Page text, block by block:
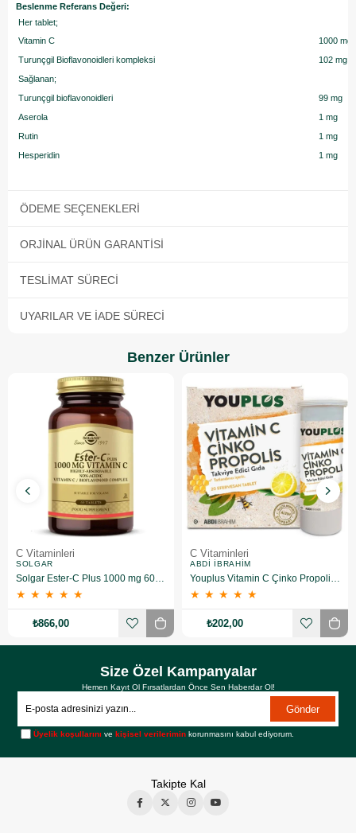
Beslenme Referans Değeri:
Her tablet;
Vitamin C
1000 mg
Turunçgil Bioflavonoidleri kompleksi
102 mg
Sağlanan;
Turunçgil bioflavonoidleri
99 mg
Aserola
1 mg
Rutin
1 mg
Hesperidin
1 mg
ÖDEME SEÇENEKLERI
ORJINAL ÜRÜN GARANTISI
TESLIMAT SÜRECI
UYARILAR VE İADE SÜRECI
Benzer Ürünler
C Vitaminleri
SOLGAR
Solgar Ester-C Plus 1000 mg 60 Kapsül
★ ★ ★ ★ ★
₺866,00
C Vitaminleri
ABDI İBRAHIM
Youplus Vitamin C Çinko Propolis 20 Efervesan Tablet
★ ★ ★ ★ ★
₺202,00
Size Özel Kampanyalar
Hemen Kayıt Ol Fırsatlardan Önce Sen Haberdar Ol!
Gönder
Üyelik koşullarını vekişisel verilerimin korunmasını kabul ediyorum.
Takipte Kal